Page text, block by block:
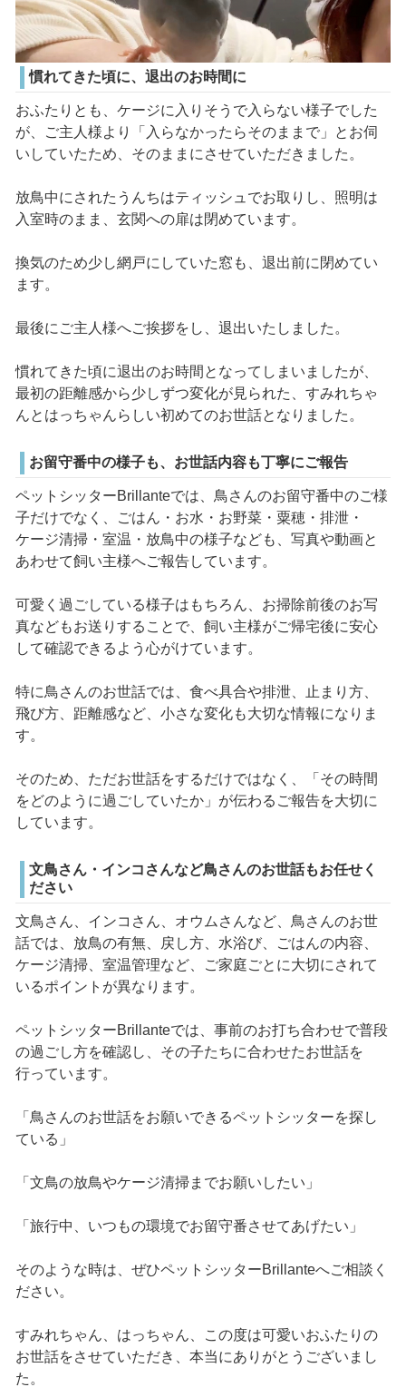
慣れてきた頃に、退出のお時間に
おふたりとも、ケージに入りそうで入らない様子でした
が、ご主人様より「入らなかったらそのままで」とお伺
いしていたため、そのままにさせていただきました。
放鳥中にされたうんちはティッシュでお取りし、照明は
入室時のまま、玄関への扉は閉めています。
換気のため少し網戸にしていた窓も、退出前に閉めてい
ます。
最後にご主人様へご挨拶をし、退出いたしました。
慣れてきた頃に退出のお時間となってしまいましたが、
最初の距離感から少しずつ変化が見られた、すみれちゃ
んとはっちゃんらしい初めてのお世話となりました。
お留守番中の様子も、お世話内容も丁寧にご報告
ペットシッターBrillanteでは、鳥さんのお留守番中のご様
子だけでなく、ごはん・お水・お野菜・粟穂・排泄・
ケージ清掃・室温・放鳥中の様子なども、写真や動画と
あわせて飼い主様へご報告しています。
可愛く過ごしている様子はもちろん、お掃除前後のお写
真などもお送りすることで、飼い主様がご帰宅後に安心
して確認できるよう心がけています。
特に鳥さんのお世話では、食べ具合や排泄、止まり方、
飛び方、距離感など、小さな変化も大切な情報になりま
す。
そのため、ただお世話をするだけではなく、「その時間
をどのように過ごしていたか」が伝わるご報告を大切に
しています。
文鳥さん・インコさんなど鳥さんのお世話もお任せく
ださい
文鳥さん、インコさん、オウムさんなど、鳥さんのお世
話では、放鳥の有無、戻し方、水浴び、ごはんの内容、
ケージ清掃、室温管理など、ご家庭ごとに大切にされて
いるポイントが異なります。
ペットシッターBrillanteでは、事前のお打ち合わせで普段
の過ごし方を確認し、その子たちに合わせたお世話を
行っています。
「鳥さんのお世話をお願いできるペットシッターを探し
ている」
「文鳥の放鳥やケージ清掃までお願いしたい」
「旅行中、いつもの環境でお留守番させてあげたい」
そのような時は、ぜひペットシッターBrillanteへご相談く
ださい。
すみれちゃん、はっちゃん、この度は可愛いおふたりの
お世話をさせていただき、本当にありがとうございまし
た。